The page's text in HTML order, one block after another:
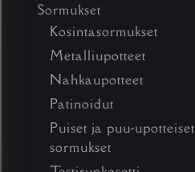
Sormukset
Kosintasormukset
Metalliupotteet
Nahkaupotteet
Patinoidut
Puiset ja puu-upotteiset
sormukset